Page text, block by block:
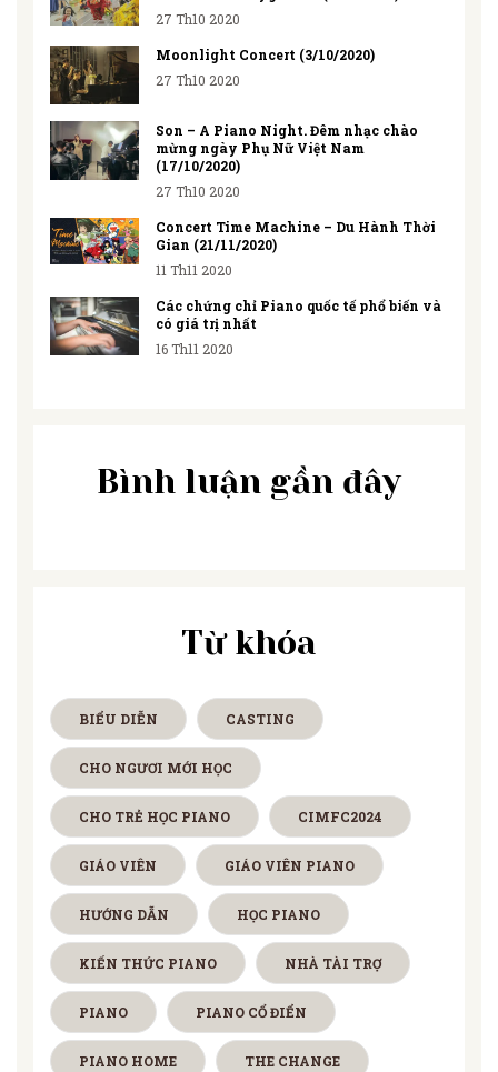
27 Th10 2020
Moonlight Concert (3/10/2020)
27 Th10 2020
Son – A Piano Night. Đêm nhạc chào
mừng ngày Phụ Nữ Việt Nam
(17/10/2020)
27 Th10 2020
Concert Time Machine – Du Hành Thời
Gian (21/11/2020)
11 Th11 2020
Các chứng chỉ Piano quốc tế phổ biến và
có giá trị nhất
16 Th11 2020
Bình luận gần đây
Từ khóa
BIỂU DIỄN CASTING
CHO NGƯƠI MỚI HỌC
CHO TRẺ HỌC PIANO CIMFC2024
GIÁO VIÊN GIÁO VIÊN PIANO
HƯỚNG DẪN HỌC PIANO
KIẾN THỨC PIANO NHÀ TÀI TRỢ
PIANO PIANO CỔ ĐIỂN
PIANO HOME THE CHANGE